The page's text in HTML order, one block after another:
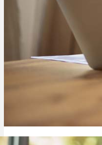
Cannabis Apotheke Vape: